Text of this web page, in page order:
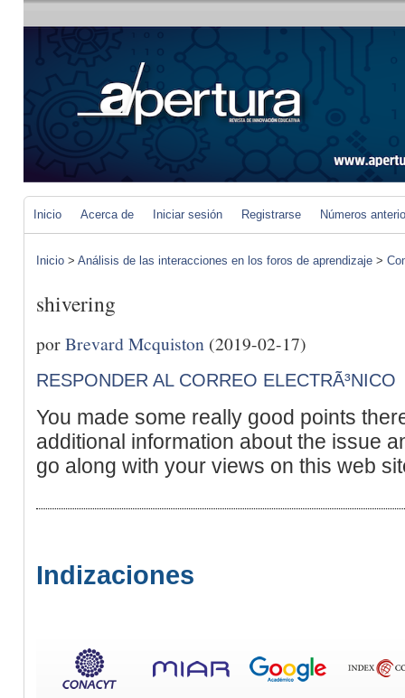
Inicio Acerca de Iniciar sesión Registrarse Números
Inicio > Análisis de las interacciones en los foros de aprendizaje >
shivering
porBrevard Mcquiston (2019-02-17)
RESPONDER AL CORREO ELECTRÃ³NICO
You made some really good points
additional information about the issue
go along with your views on this web
Indizaciones